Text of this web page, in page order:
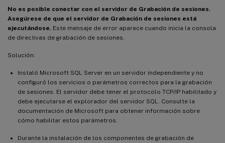
No es posible conectar con el servidor de Grabación de sesiones.
Asegúrese de que el servidor de Grabación de sesiones está
ejecutándose. Este mensaje de error aparece cuando inicia la consola
de directivas de grabación de sesiones.
Solución:
Instaló Microsoft SQL Server en un servidor independiente y no
configuró los servicios o parámetros correctos para la grabación
de sesiones. El servidor debe tener el protocolo TCP/IP habilitado y
debe ejecutarse el explorador del servidor SQL. Consulte la
documentación de Microsoft para obtener información sobre
cómo habilitar estos parámetros.
Durante la instalación de los componentes de grabación de